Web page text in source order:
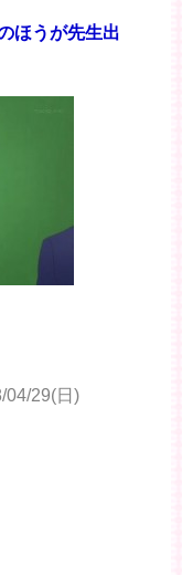
ほうが先生出
04/29(日)